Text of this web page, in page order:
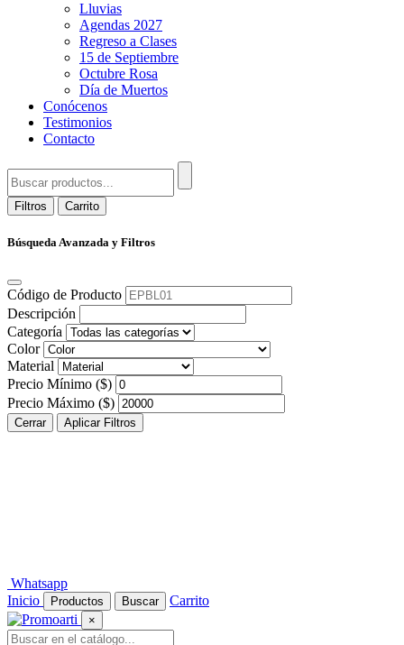
Lluvias
Agendas 2027
Regreso a Clases
15 de Septiembre
Octubre Rosa
Día de Muertos
Conócenos
Testimonios
Contacto
Filtros Carrito
Búsqueda Avanzada y Filtros
Código de Producto
Descripción
Categoría
Color
Material
Precio Mínimo ($)
Precio Máximo ($)
Cerrar Aplicar Filtros
Whatsapp
Inicio
Productos Buscar Carrito
×